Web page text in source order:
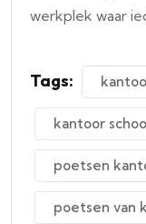
werkplek waar
Tags:
kantoor
poetsen
poetsen van